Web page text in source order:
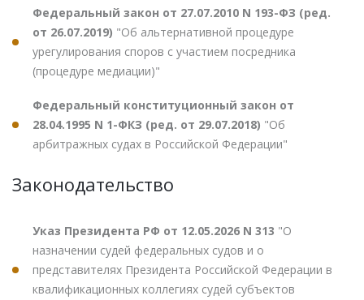
Федеральный закон от 27.07.2010 N 193-ФЗ (ред.
от 26.07.2019) "Об альтернативной процедуре
урегулирования споров с участием посредника
(процедуре медиации)"
Федеральный конституционный закон от
28.04.1995 N 1-ФКЗ (ред. от 29.07.2018) "Об
арбитражных судах в Российской Федерации"
Законодательство
Указ Президента РФ от 12.05.2026 N 313 "О
назначении судей федеральных судов и о
представителях Президента Российской Федерации в
квалификационных коллегиях судей субъектов